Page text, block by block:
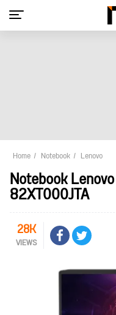
Home Notebook Lenovo
Notebook
82XT000JTA
28K
VIEWS